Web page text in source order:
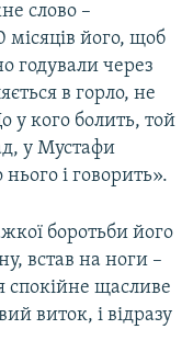
слово –
його, щоб
годували через
в горло, не
у кого болить, той
у Мустафи
і говорить».
боротьби його
встав на ноги –
спокійне щасливе
виток, і відразу